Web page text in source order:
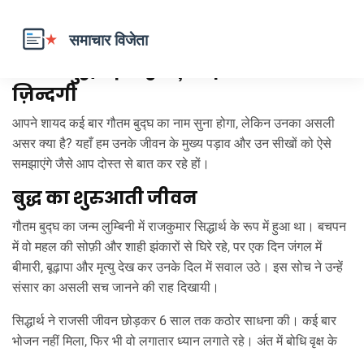
गौतम बुद्घ – इतिहास, शिक्षाएँ और आज की
ज़िन्दगी
आपने शायद कई बार गौतम बुद्घ का नाम सुना होगा, लेकिन उनका असली
असर क्या है? यहाँ हम उनके जीवन के मुख्य पड़ाव और उन सीखों को ऐसे
समझाएंगे जैसे आप दोस्त से बात कर रहे हों।
बुद्ध का शुरुआती जीवन
गौतम बुद्घ का जन्म लुम्बिनी में राजकुमार सिद्धार्थ के रूप में हुआ था। बचपन
में वो महल की सोफ़ी और शाही झंकारों से घिरे रहे, पर एक दिन जंगल में
बीमारी, बूढ़ापा और मृत्यु देख कर उनके दिल में सवाल उठे। इस सोच ने उन्हें
संसार का असली सच जानने की राह दिखायी।
सिद्धार्थ ने राजसी जीवन छोड़कर 6 साल तक कठोर साधना की। कई बार
भोजन नहीं मिला, फिर भी वो लगातार ध्यान लगाते रहे। अंत में बोधि वृक्ष के